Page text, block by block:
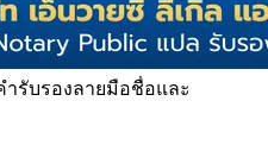
รับรองลายมือชื่อและ